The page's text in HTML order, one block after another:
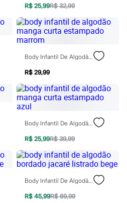
R$ 25,99R$ 32,99
Body Infantil De Algodão Manga Curta Estampado Marrom
R$ 29,99
Body Infantil De Algodão Manga Curta Estampado Azul
R$ 25,99R$ 39,99
Body Infantil De Algodão Bordado Jacaré Listrado Bege
R$ 45,99R$ 69,99